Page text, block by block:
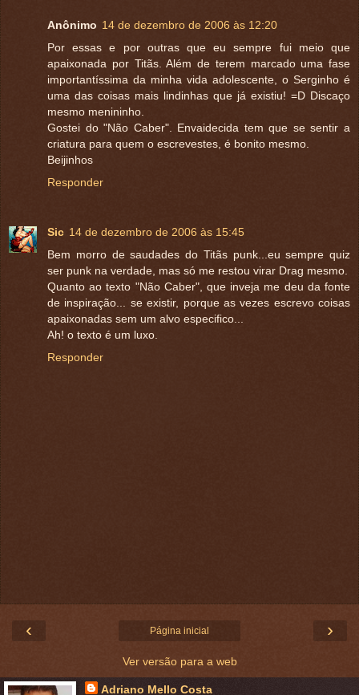
Anônimo 14 de dezembro de 2006 às 12:20
Por essas e por outras que eu sempre fui meio que
apaixonada por Titãs. Além de terem marcado uma fase
importantíssima da minha vida adolescente, o Serginho é
uma das coisas mais lindinhas que já existiu! =D Discaço
mesmo menininho.
Gostei do "Não Caber". Envaidecida tem que se sentir a
criatura para quem o escrevestes, é bonito mesmo.
Beijinhos
Responder
Sic 14 de dezembro de 2006 às 15:45
Bem morro de saudades do Titãs punk...eu sempre quiz
ser punk na verdade, mas só me restou virar Drag mesmo.
Quanto ao texto "Não Caber", que inveja me deu da fonte
de inspiração... se existir, porque as vezes escrevo coisas
apaixonadas sem um alvo especifico...
Ah! o texto é um luxo.
Responder
‹ ›
Página inicial
Ver versão para a web
Adriano Mello Costa